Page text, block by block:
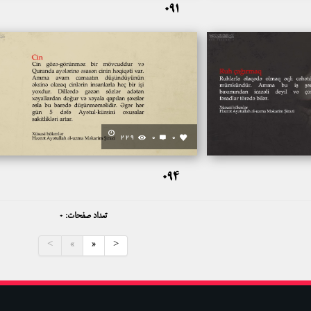
091
0
0
229
094
تعداد صفحات: 0
< « » >